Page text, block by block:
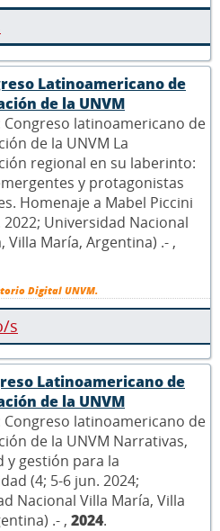
Latinoamericano de
de la UNVM
Congreso latinoamericano de
de la UNVM La
regional en su laberinto:
y protagonistas
Homenaje a Mabel Piccini
2022; Universidad Nacional
Villa María, Argentina) .- ,
Digital UNVM.
s
Latinoamericano de
de la UNVM
Congreso latinoamericano de
de la UNVM Narrativas,
y gestión para la
(4; 5-6 jun. 2024;
Nacional Villa María, Villa
.- , 2024.